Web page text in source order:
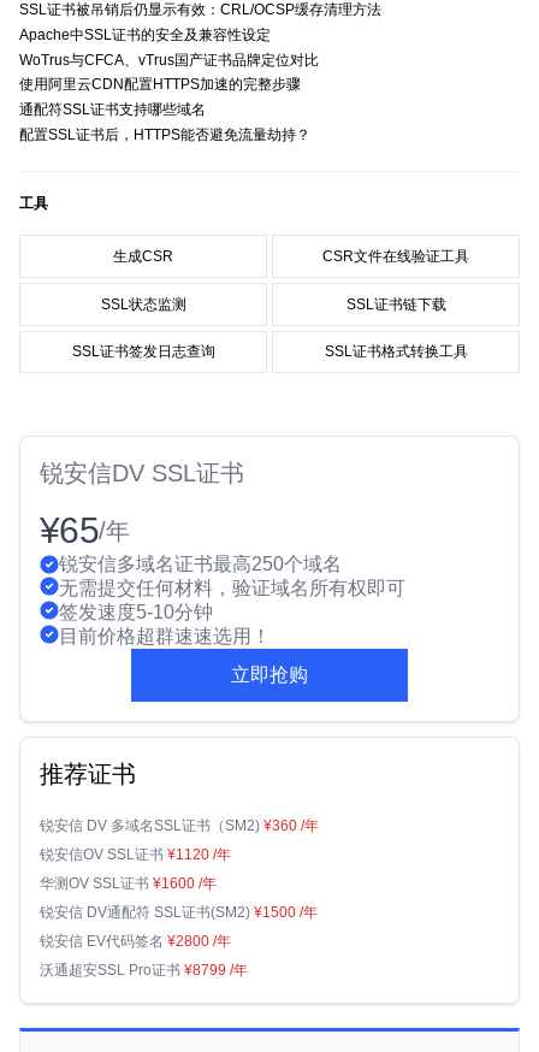
SSL证书被吊销后仍显示有效：CRL/OCSP缓存清理方法
Apache中SSL证书的安全及兼容性设定
WoTrus与CFCA、vTrus国产证书品牌定位对比
使用阿里云CDN配置HTTPS加速的完整步骤
通配符SSL证书支持哪些域名
配置SSL证书后，HTTPS能否避免流量劫持？
工具
生成CSR CSR文件在线验证工具
SSL状态监测 SSL证书链下载
SSL证书签发日志查询 SSL证书格式转换工具
锐安信DV SSL证书
¥65/年
锐安信多域名证书最高250个域名
无需提交任何材料，验证域名所有权即可
签发速度5-10分钟
目前价格超群速速选用！
立即抢购
推荐证书
锐安信 DV 多域名SSL证书（SM2) ¥360 /年
锐安信OV SSL证书 ¥1120 /年
华测OV SSL证书 ¥1600 /年
锐安信 DV通配符 SSL证书(SM2) ¥1500 /年
锐安信 EV代码签名 ¥2800 /年
沃通超安SSL Pro证书 ¥8799 /年